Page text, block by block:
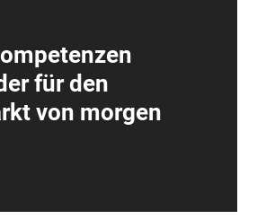
für den
von morgen